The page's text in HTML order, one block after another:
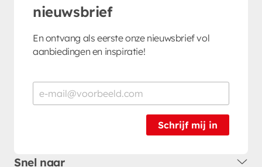
nieuwsbrief
En ontvang als eerste onze nieuwsbrief vol
aanbiedingen en inspiratie!
Schrijf mij in
Snel naar